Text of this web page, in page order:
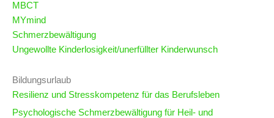
MBCT
MYmind
Schmerzbewältigung
Ungewollte Kinderlosigkeit/unerfüllter Kinderwunsch
Bildungsurlaub
Resilienz und Stresskompetenz für das Berufsleben
Psychologische Schmerzbewältigung für Heil- und